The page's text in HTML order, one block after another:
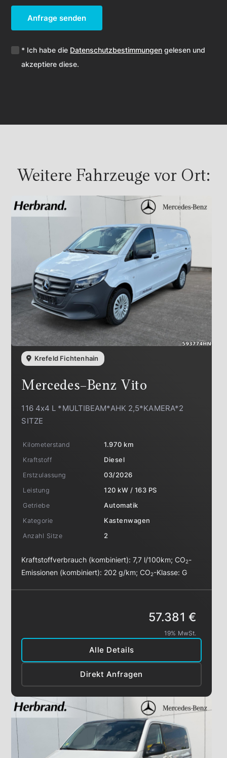
Anfrage senden
* Ich habe die Datenschutzbestimmungen gelesen und
akzeptiere diese.
Weitere Fahrzeuge vor Ort:
Krefeld Fichtenhain
Mercedes-Benz Vito
116 4x4 L *MULTIBEAM*AHK 2,5*KAMERA*2
SITZE
Kilometerstand
1.970 km
Kraftstoff
Diesel
Erstzulassung
03/2026
Leistung
120 kW / 163 PS
Getriebe
Automatik
Kategorie
Kastenwagen
Anzahl Sitze
2
Kraftstoffverbrauch (kombiniert):7,7 l/100km;CO2-
Emissionen (kombiniert): 202 g/km;CO2-Klasse:G
Alle Details
Direkt Anfragen
57.381 €
19% MwSt.